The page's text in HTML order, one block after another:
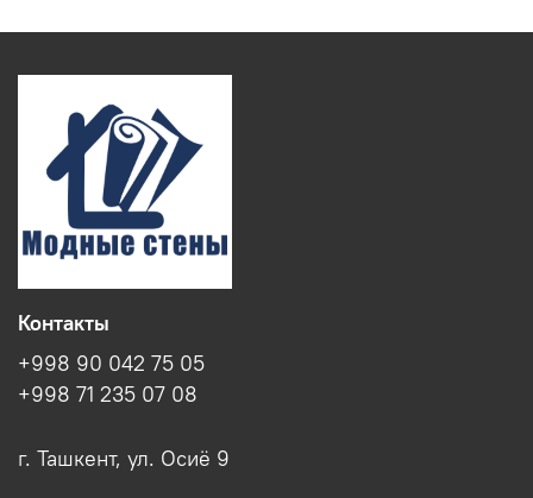
Контакты
+998 90 042 75 05
+998 71 235 07 08
г. Ташкент, ул. Осиё 9